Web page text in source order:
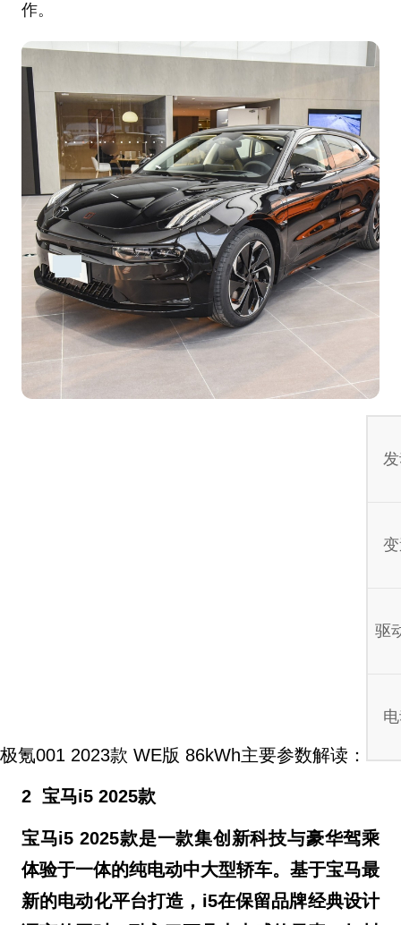
作。
极氪001 2023款 WE版 86kWh主要参数解读：
驱
2 宝马i5 2025款
宝马i5 2025款是一款集创新科技与豪华驾乘
体验于一体的纯电动中大型轿车。基于宝马最
新的电动化平台打造，i5在保留品牌经典设计